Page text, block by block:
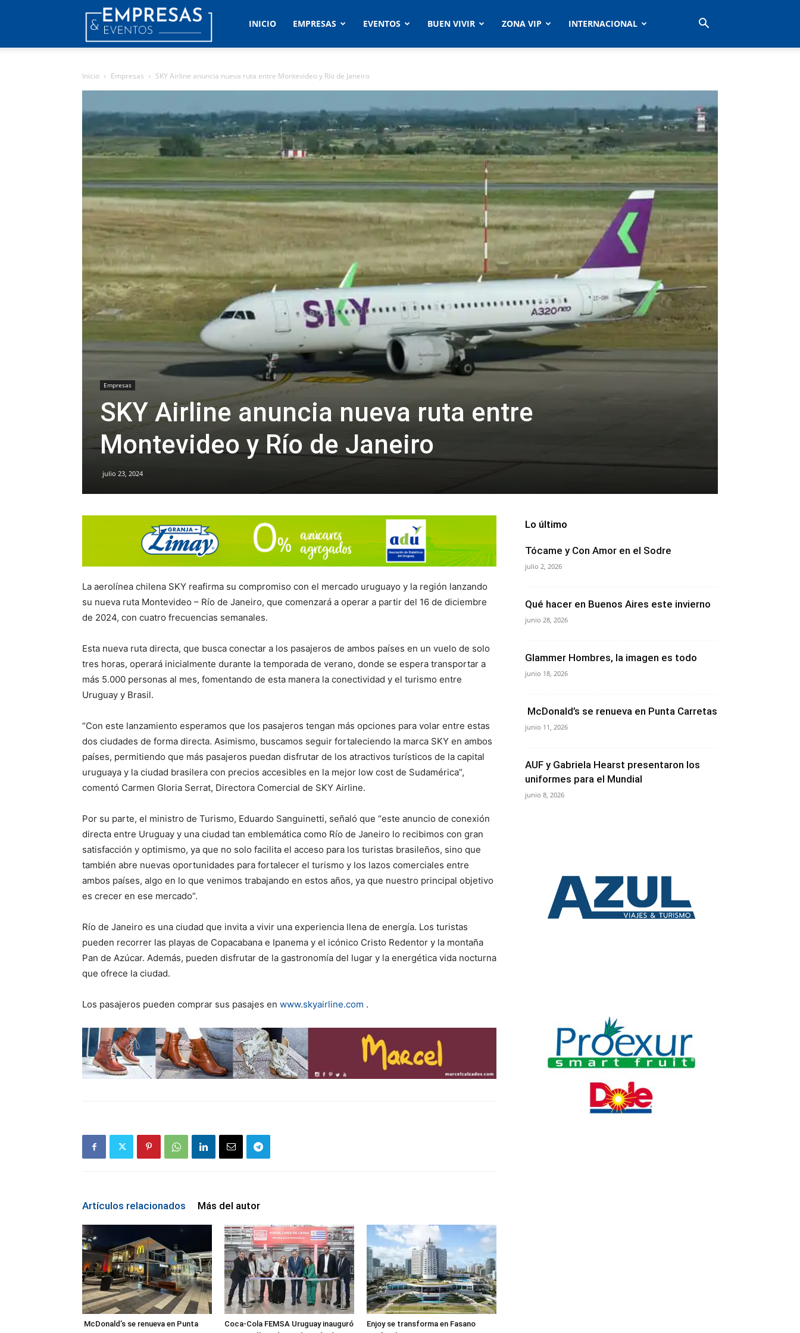
Empresas
Eventos
INICIO EMPRESAS EVENTOS BUEN VIVIR ZONA VIP INTERNACIONAL
Inicio Empresas SKY Airline anuncia nueva ruta entre Montevideo y Río de Janeiro
Empresas
SKY Airline anuncia nueva ruta entre
Montevideo y Río de Janeiro
julio 23, 2024
La aerolínea chilena SKY reafirma su compromiso con el mercado uruguayo y la región lanzando
su nueva ruta Montevideo – Río de Janeiro, que comenzará a operar a partir del 16 de diciembre
de 2024, con cuatro frecuencias semanales.
Esta nueva ruta directa, que busca conectar a los pasajeros de ambos países en un vuelo de solo
tres horas, operará inicialmente durante la temporada de verano, donde se espera transportar a
más 5.000 personas al mes, fomentando de esta manera la conectividad y el turismo entre
Uruguay y Brasil.
“Con este lanzamiento esperamos que los pasajeros tengan más opciones para volar entre estas
dos ciudades de forma directa. Asimismo, buscamos seguir fortaleciendo la marca SKY en ambos
países, permitiendo que más pasajeros puedan disfrutar de los atractivos turísticos de la capital
uruguaya y la ciudad brasilera con precios accesibles en la mejor low cost de Sudamérica”,
comentó Carmen Gloria Serrat, Directora Comercial de SKY Airline.
Por su parte, el ministro de Turismo, Eduardo Sanguinetti, señaló que “este anuncio de conexión
directa entre Uruguay y una ciudad tan emblemática como Río de Janeiro lo recibimos con gran
satisfacción y optimismo, ya que no solo facilita el acceso para los turistas brasileños, sino que
también abre nuevas oportunidades para fortalecer el turismo y los lazos comerciales entre
ambos países, algo en lo que venimos trabajando en estos años, ya que nuestro principal objetivo
es crecer en ese mercado”.
Río de Janeiro es una ciudad que invita a vivir una experiencia llena de energía. Los turistas
pueden recorrer las playas de Copacabana e Ipanema y el icónico Cristo Redentor y la montaña
Pan de Azúcar. Además, pueden disfrutar de la gastronomía del lugar y la energética vida nocturna
que ofrece la ciudad.
Los pasajeros pueden comprar sus pasajes en www.skyairline.com .
Artículos relacionados Más del autor
McDonald’s se renueva en Punta
Coca-Cola FEMSA Uruguay inauguró
Enjoy se transforma en Fasano
Lo último
Tócame y Con Amor en el Sodre
julio 2, 2026
Qué hacer en Buenos Aires este invierno
junio 28, 2026
Glammer Hombres, la imagen es todo
junio 18, 2026
McDonald’s se renueva en Punta Carretas
junio 11, 2026
AUF y Gabriela Hearst presentaron los
uniformes para el Mundial
junio 8, 2026